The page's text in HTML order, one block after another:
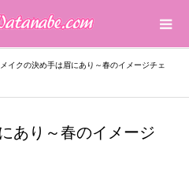
メイクの決め手は眉にあり～春のイメージチェ
あり～春のイメージ